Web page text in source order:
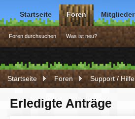
Startseite Foren Support / Hilfe
Erledigte Anträge
Startseite Foren
Foren durchsuchen Was ist neu?
Mitglieder